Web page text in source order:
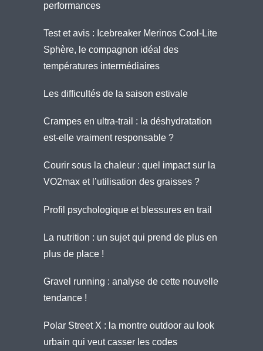
performances
Test et avis : Icebreaker Merinos Cool-Lite
Sphère, le compagnon idéal des
températures intermédiaires
Les difficultés de la saison estivale
Crampes en ultra-trail : la déshydratation
est-elle vraiment responsable ?
Courir sous la chaleur : quel impact sur la
VO2max et l’utilisation des graisses ?
Profil psychologique et blessures en trail
La nutrition : un sujet qui prend de plus en
plus de place !
Gravel running : analyse de cette nouvelle
tendance !
Polar Street X : la montre outdoor au look
urbain qui veut casser les codes